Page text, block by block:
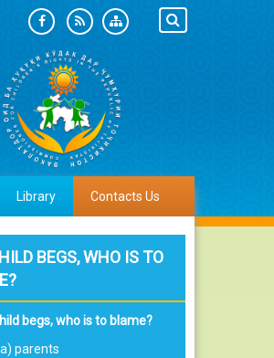
Library Contacts Us
BEGS, WHO IS TO
begs, who is to blame?
a) parents